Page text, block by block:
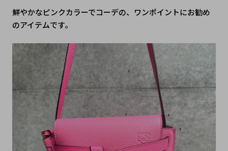
鮮やかなピンクカラーでコーデの、ワンポイントにお勧め
のアイテムです。